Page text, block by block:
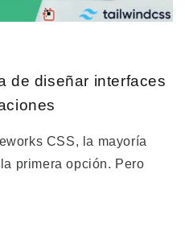
de diseñar interfaces
CSS, la mayoría
primera opción. Pero